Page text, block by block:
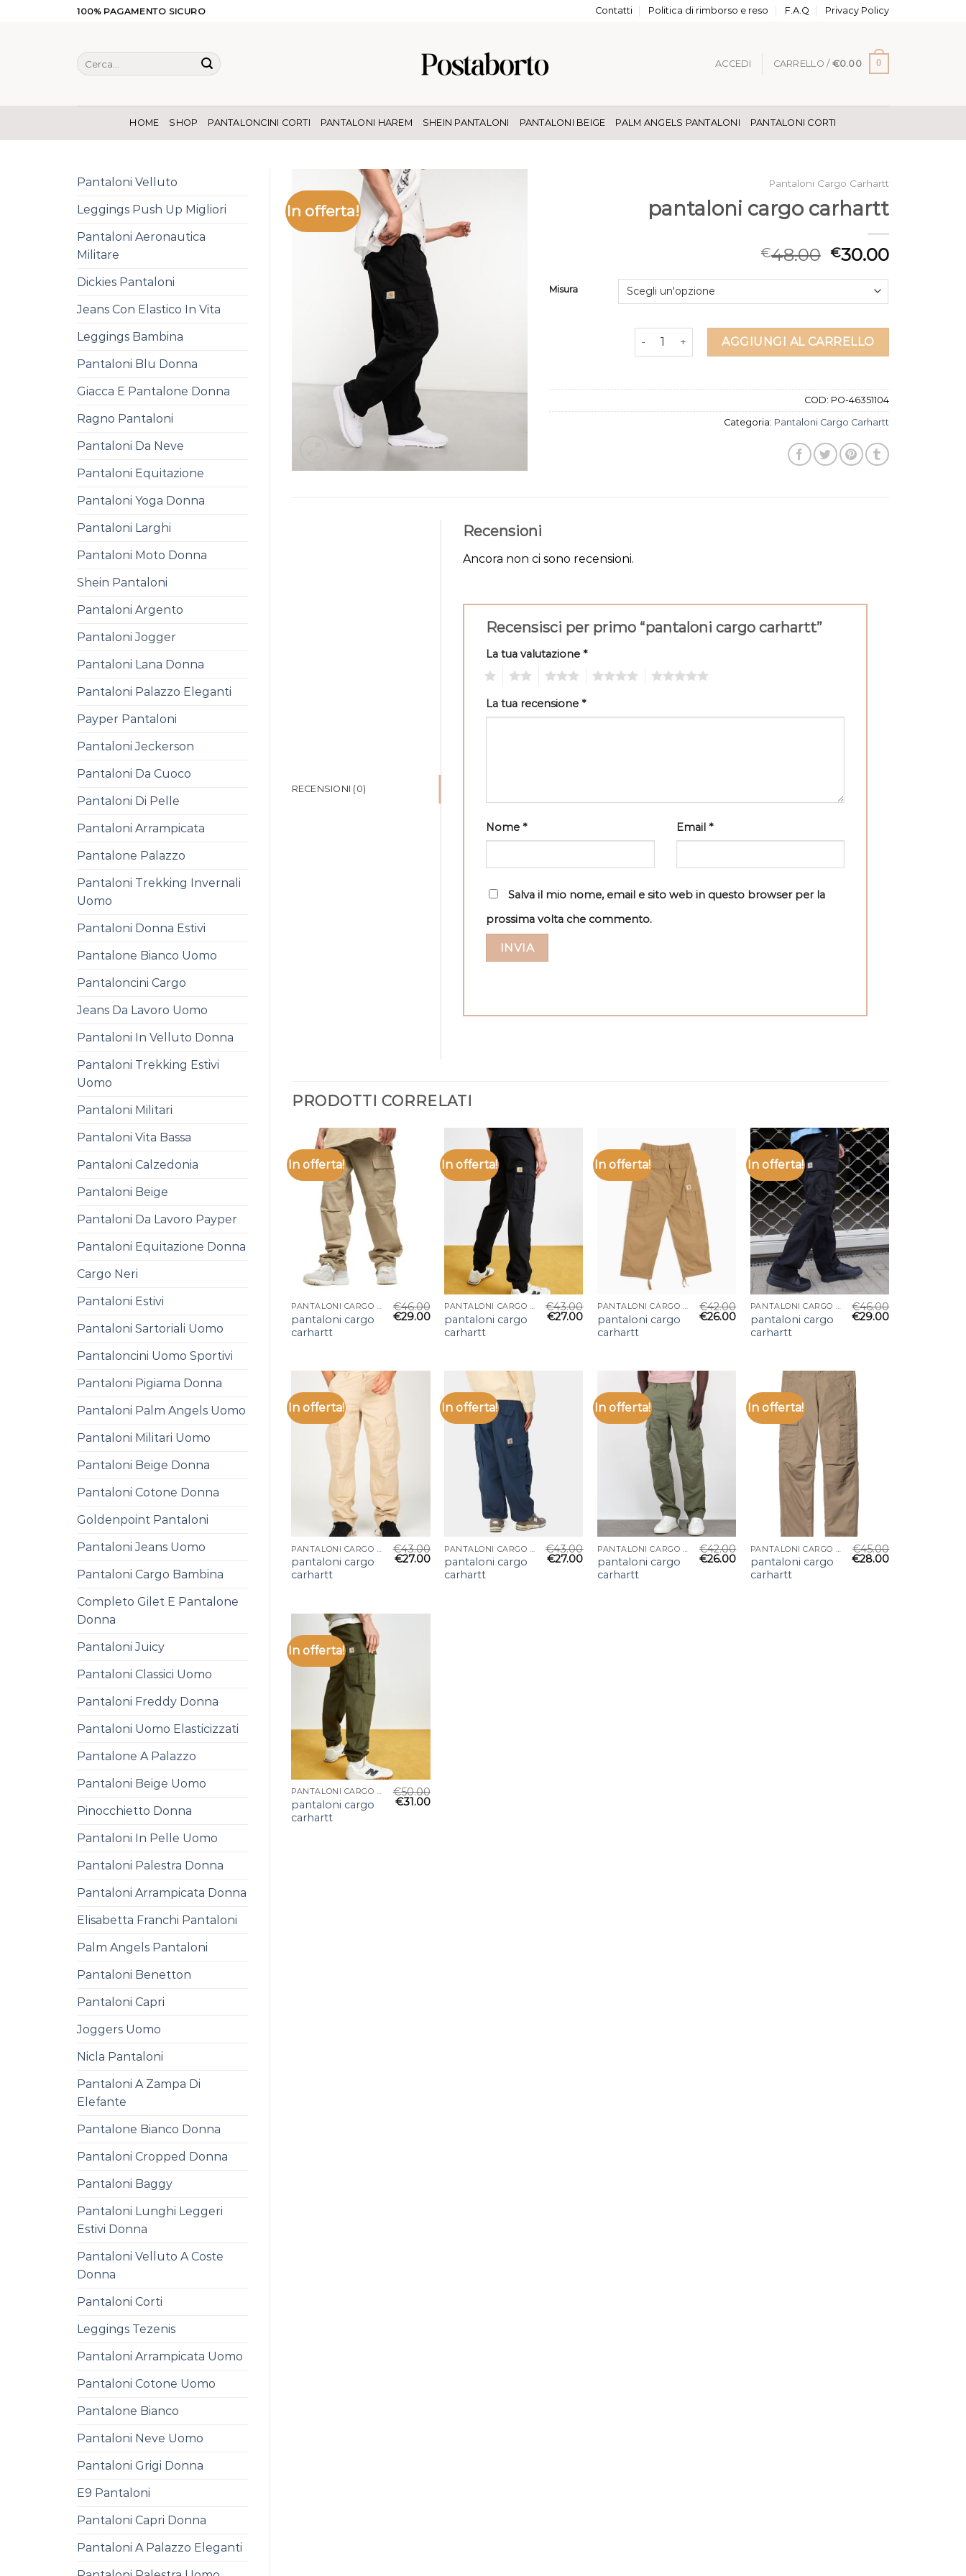
100% PAGAMENTO SICURO Contatti Politica di rimborso e reso F.A.Q Privacy Policy
Cerca:
ACCEDI CARRELLO / €0.00 0
HOME SHOP PANTALONCINI CORTI PANTALONI HAREM SHEIN PANTALONI PANTALONI BEIGE PALM ANGELS PANTALONI PANTALONI CORTI
Pantaloni Velluto
Leggings Push Up Migliori
Pantaloni Aeronautica
Militare
Dickies Pantaloni
Jeans Con Elastico In Vita
Leggings Bambina
Pantaloni Blu Donna
Giacca E Pantalone Donna
Ragno Pantaloni
Pantaloni Da Neve
Pantaloni Equitazione
Pantaloni Yoga Donna
Pantaloni Larghi
Pantaloni Moto Donna
Shein Pantaloni
Pantaloni Argento
Pantaloni Jogger
Pantaloni Lana Donna
Pantaloni Palazzo Eleganti
Payper Pantaloni
Pantaloni Jeckerson
Pantaloni Da Cuoco
Pantaloni Di Pelle
Pantaloni Arrampicata
Pantalone Palazzo
Pantaloni Trekking Invernali
Uomo
Pantaloni Donna Estivi
Pantalone Bianco Uomo
Pantaloncini Cargo
Jeans Da Lavoro Uomo
Pantaloni In Velluto Donna
Pantaloni Trekking Estivi
Uomo
Pantaloni Militari
Pantaloni Vita Bassa
Pantaloni Calzedonia
Pantaloni Beige
Pantaloni Da Lavoro Payper
Pantaloni Equitazione Donna
Cargo Neri
Pantaloni Estivi
Pantaloni Sartoriali Uomo
Pantaloncini Uomo Sportivi
Pantaloni Pigiama Donna
Pantaloni Palm Angels Uomo
Pantaloni Militari Uomo
Pantaloni Beige Donna
Pantaloni Cotone Donna
Goldenpoint Pantaloni
Pantaloni Jeans Uomo
Pantaloni Cargo Bambina
Completo Gilet E Pantalone
Donna
Pantaloni Juicy
Pantaloni Classici Uomo
Pantaloni Freddy Donna
Pantaloni Uomo Elasticizzati
Pantalone A Palazzo
Pantaloni Beige Uomo
Pinocchietto Donna
Pantaloni In Pelle Uomo
Pantaloni Palestra Donna
Pantaloni Arrampicata Donna
Elisabetta Franchi Pantaloni
Palm Angels Pantaloni
Pantaloni Benetton
Pantaloni Capri
Joggers Uomo
Nicla Pantaloni
Pantaloni A Zampa Di
Elefante
Pantalone Bianco Donna
Pantaloni Cropped Donna
Pantaloni Baggy
Pantaloni Lunghi Leggeri
Estivi Donna
Pantaloni Velluto A Coste
Donna
Pantaloni Corti
Leggings Tezenis
Pantaloni Arrampicata Uomo
Pantaloni Cotone Uomo
Pantalone Bianco
Pantaloni Neve Uomo
Pantaloni Grigi Donna
E9 Pantaloni
Pantaloni Capri Donna
Pantaloni A Palazzo Eleganti
In offerta!
Pantaloni Cargo Carhartt
pantaloni cargo carhartt
€48.00 €30.00
Misura
pantaloni cargo carhartt quantità
AGGIUNGI AL CARRELLO
COD: PO-46351104
Categoria: Pantaloni Cargo Carhartt
RECENSIONI (0)
Recensioni
Ancora non ci sono recensioni.
Recensisci per primo “pantaloni cargo carhartt”
La tua valutazione*
La tua recensione*
Nome* Email *
Salva il mio nome, email e sito web in questo browser per la
prossima volta che commento.
PRODOTTI CORRELATI
In offerta!
PANTALONI CARGO CARHARTT
pantaloni cargo
carhartt
€46.00
€29.00
In offerta!
PANTALONI CARGO CARHARTT
pantaloni cargo
carhartt
€43.00
€27.00
In offerta!
PANTALONI CARGO CARHARTT
pantaloni cargo
carhartt
€42.00
€26.00
In offerta!
PANTALONI CARGO CARHARTT
pantaloni cargo
carhartt
€46.00
€29.00
In offerta!
pantaloni cargo
carhartt
€43.00
€27.00
In offerta!
pantaloni cargo
carhartt
€43.00
€27.00
In offerta!
pantaloni cargo
carhartt
€42.00
€26.00
In offerta!
pantaloni cargo
carhartt
€45.00
€28.00
In offerta!
PANTALONI CARGO CARHARTT
pantaloni cargo
carhartt
€50.00
€31.00